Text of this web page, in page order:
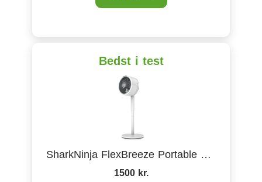
Bedst i test
SharkNinja FlexBreeze Portable Fan FA220EU
1500 kr.